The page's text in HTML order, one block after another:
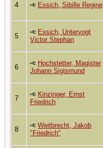
4 Essich, Sibille Regine
5
Essich, Untervogt
Victor Stephan
6
Hochstetter, Magister
Johann Sigismund
7
Kinzinger, Ernst
Friedrich
8
Weitbrecht, Jakob
"Friedrich"